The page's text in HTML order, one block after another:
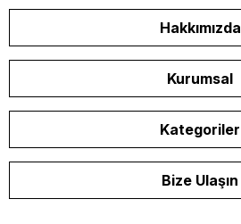
Hakkımızda
Kurumsal
Kategoriler
Bize Ulaşın